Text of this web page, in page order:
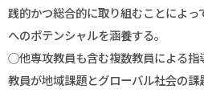
践的かつ総合的に取り組むことによ
へのポテンシャルを涵養する。
◯他専攻教員も含む複数教員による指
教員が地域課題とグローバル社会の